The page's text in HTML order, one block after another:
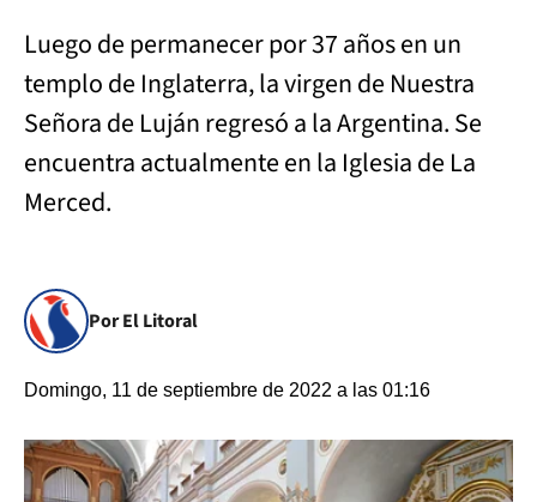
Luego de permanecer por 37 años en un
templo de Inglaterra, la virgen de Nuestra
Señora de Luján regresó a la Argentina. Se
encuentra actualmente en la Iglesia de La
Merced.
Por El Litoral
Domingo, 11 de septiembre de 2022 a las 01:16